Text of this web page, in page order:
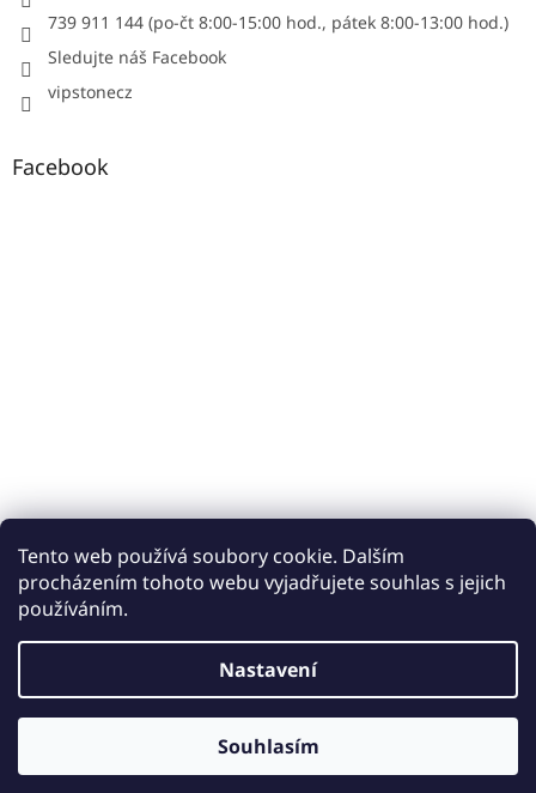
Tento web používá soubory cookie. Dalším
procházením tohoto webu vyjadřujete souhlas s jejich
používáním.
Nastavení
Souhlasím
739 911 144 (po-čt 8:00-15:00 hod., pátek 8:00-13:00 hod.)
Sledujte náš Facebook
vipstonecz
Facebook
Copyright 2026Keramické obklady a dlažby iobklady.cz.
Všechna práva vyhrazena. Upravit nastavení cookies